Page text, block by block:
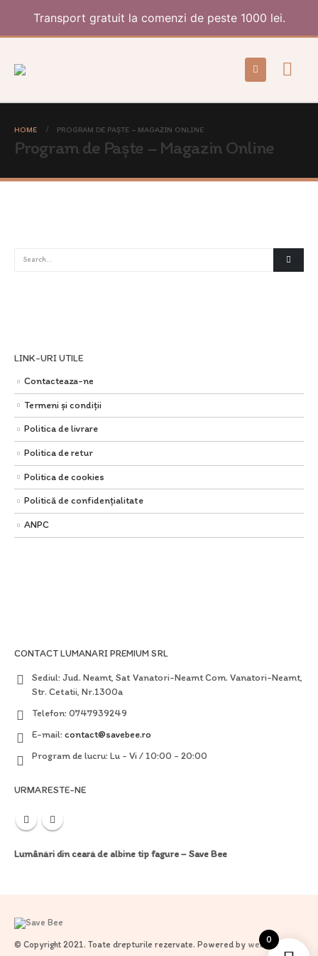
Transport gratuit la comenzi de peste 1000 lei.
HOME PROGRAM DE PAȘTE – MAGAZIN ONLINE
Program de Paște – Magazin Online
LINK-URI UTILE
Contacteaza-ne
Termeni și condiții
Politica de livrare
Politica de retur
Politica de cookies
Politică de confidențialitate
ANPC
CONTACT LUMANARI PREMIUM SRL
Sediul: Jud. Neamt, Sat Vanatori-Neamt Com. Vanatori-Neamt,
Str. Cetatii, Nr.1300a
Telefon: 0747939249
E-mail: contact@savebee.ro
Program de lucru: Lu - Vi / 10:00 - 20:00
URMARESTE-NE
Lumânări din ceară de albine tip fagure – Save Bee
© Copyright 2021. Toate drepturile rezervate. Powered by webinspire.ro
0